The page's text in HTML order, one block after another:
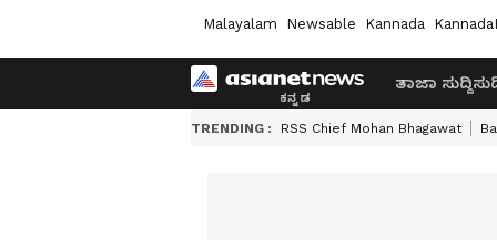
Malayalam Newsable Kannada
ತಾಜಾ ಸುದ್ದಿ
TRENDING : RSS Chief Mohan Bhagawat